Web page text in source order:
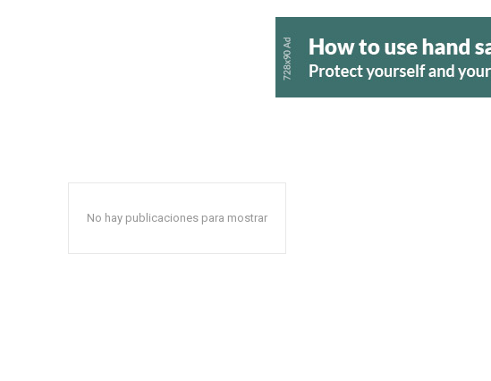
No hay publicaciones para mostrar